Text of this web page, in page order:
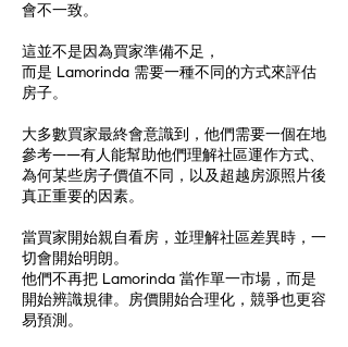
會不一致。
這並不是因為買家準備不足，
而是 Lamorinda 需要一種不同的方式來評估
房子。
大多數買家最終會意識到，他們需要一個在地
參考——有人能幫助他們理解社區運作方式、
為何某些房子價值不同，以及超越房源照片後
真正重要的因素。
當買家開始親自看房，並理解社區差異時，一
切會開始明朗。
他們不再把 Lamorinda 當作單一市場，而是
開始辨識規律。房價開始合理化，競爭也更容
易預測。